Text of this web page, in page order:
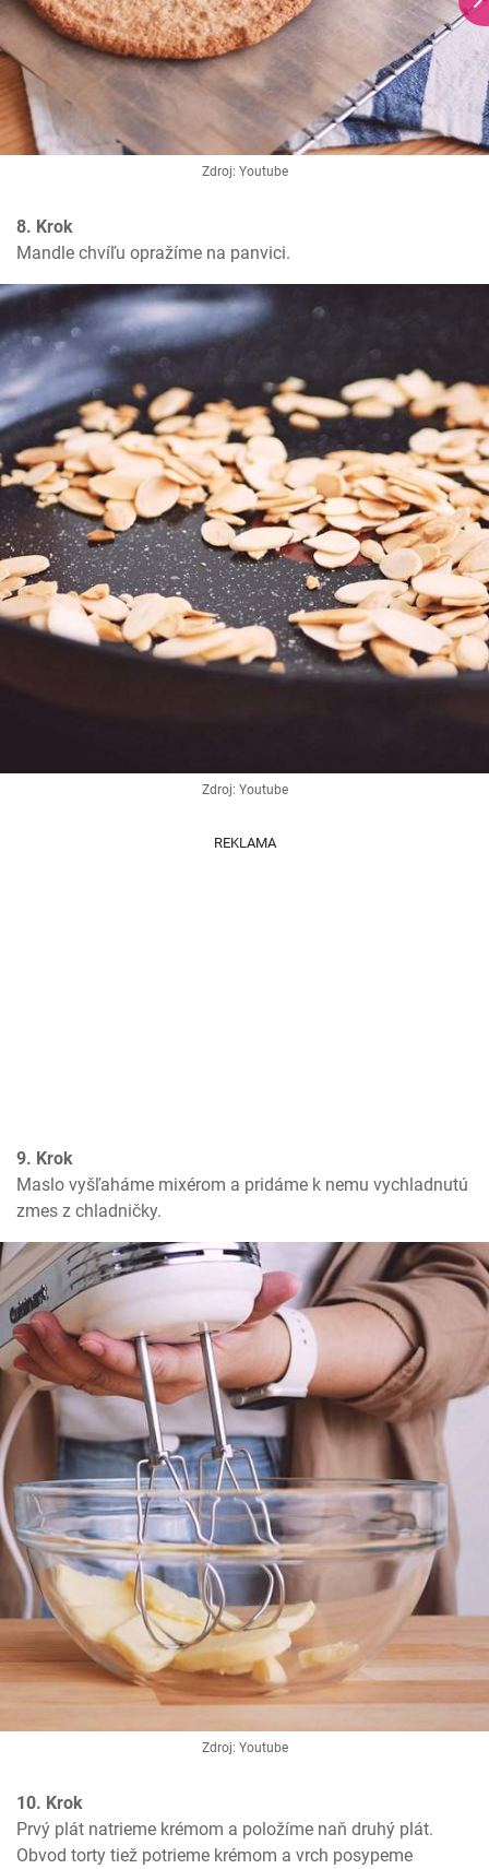
Zdroj: Youtube
8. Krok
Mandle chvíľu opražíme na panvici.
Zdroj: Youtube
REKLAMA
9. Krok
Maslo vyšľaháme mixérom a pridáme k nemu vychladnutú
zmes z chladničky.
Zdroj: Youtube
10. Krok
Prvý plát natrieme krémom a položíme naň druhý plát.
Obvod torty tiež potrieme krémom a vrch posypeme